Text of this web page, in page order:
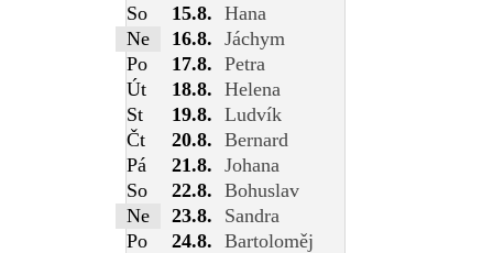
So
15.8. Hana
Ne
16.8. Jáchym
Po
17.8. Petra
Út
18.8. Helena
St
19.8. Ludvík
Čt
20.8. Bernard
Pá
21.8. Johana
So
22.8. Bohuslav
Ne
23.8.
Sandra
Po
24.8. Bartoloměj